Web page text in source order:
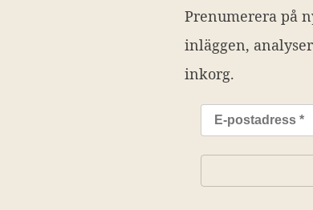
Prenumerera på
inläggen,
inkorg.